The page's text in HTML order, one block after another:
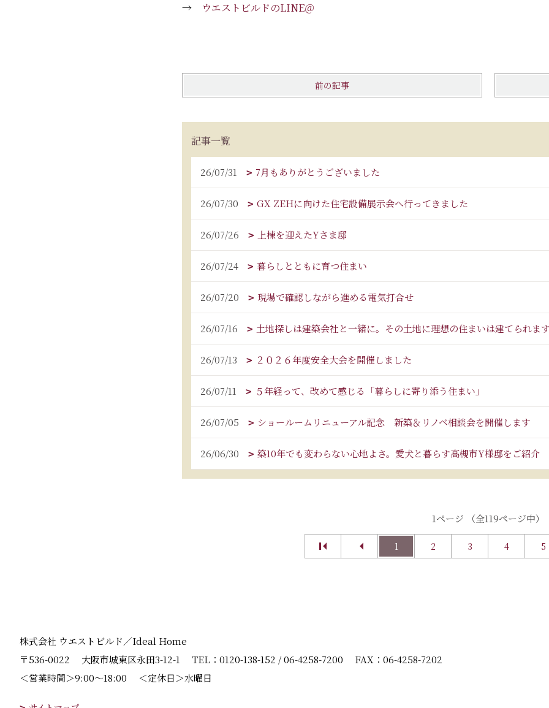
→
ウエストビルドのLINE＠
前の記事
記事一覧
26/07/31 7月もありがとうございました
26/07/30 GX ZEHに向けた住宅設備展示会へ行ってきました
26/07/26 上棟を迎えたYさま邸
26/07/24 暮らしとともに育つ住まい
26/07/20 現場で確認しながら進める電気打合せ
26/07/16 土地探しは建築会社と一緒に。その土地に理想の住まいは建てられま
26/07/13 ２０２６年度安全大会を開催しました
26/07/11 ５年経って、改めて感じる「暮らしに寄り添う住まい」
26/07/05 ショールームリニューアル記念 新築＆リノベ相談会を開催します
26/06/30 築10年でも変わらない心地よさ。愛犬と暮らす高槻市Y様邸をご紹介
1ページ （全119ページ中）
1 2 3 4 5
株式会社 ウエストビルド／Ideal Home
〒536-0022
大阪市城東区永田3-12-1 TEL： 0120-138-152 /06-4258-7200
FAX：06-4258-7202
＜営業時間＞9:00～18:00
＜定休日＞水曜日